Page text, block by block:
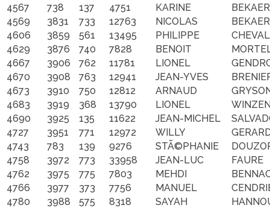
4567
738 137 4751 KARINE
4569
3831 733 12763 NICOLAS
4606
3859 561 13495 PHILIPPE
4629
3876 740 7828 BENOIT
4667
3906 762 11781 LIONEL
4670
3908 763 12941 JEAN-YVES
4673
3910 750 12812 ARNAUD
4683
3919 368 13790 LIONEL
4690
3925 135 11622 JEAN-MICHEL
4727
3951 771 12972 WILLY
4743
783 139 9276 STÃ©PHANIE
4758
3972 773 33958 JEAN-LUC
FAURE
4762
3975 775 7803 MEHDI
4766
3977 373 7756 MANUEL
4780
3988 575 8318 SAYAH